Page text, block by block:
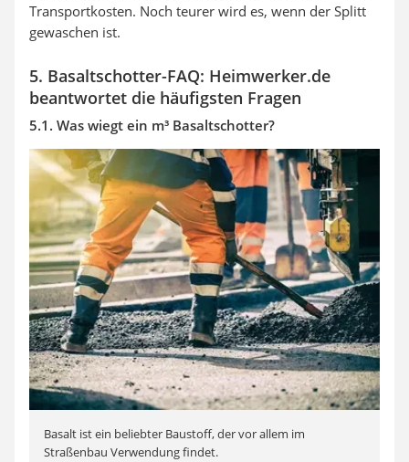
Transportkosten. Noch teurer wird es, wenn der Splitt
gewaschen ist.
5. Basaltschotter-FAQ: Heimwerker.de
beantwortet die häufigsten Fragen
5.1. Was wiegt ein m³ Basaltschotter?
Basalt ist ein beliebter Baustoff, der vor allem im
Straßenbau Verwendung findet.